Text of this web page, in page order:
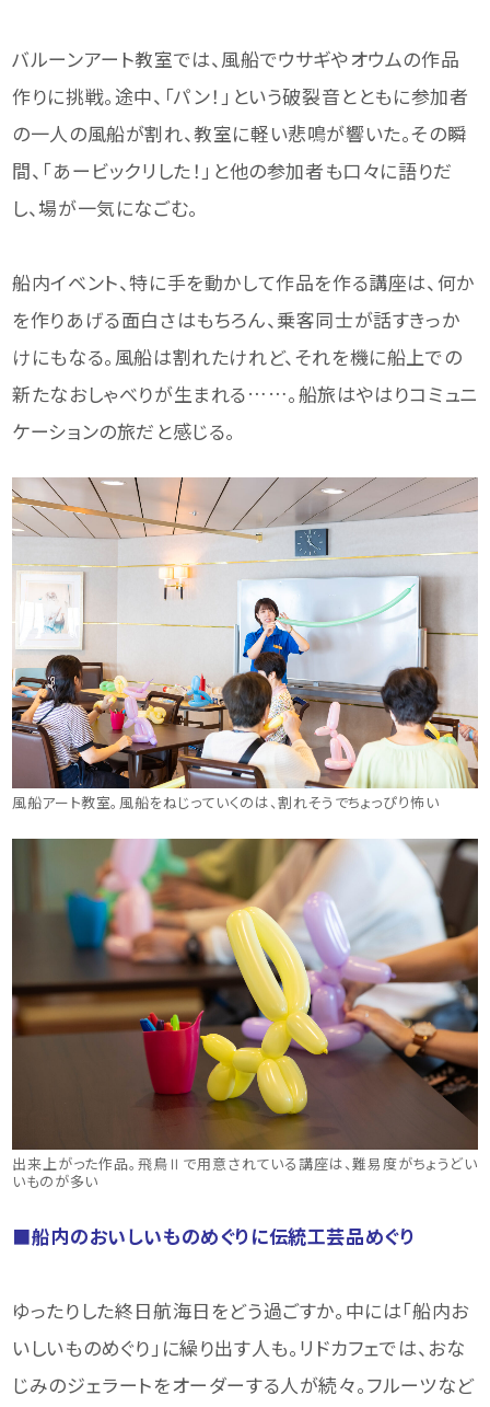
バルーンアート教室では、風船でウサギやオウムの作品
作りに挑戦。途中、「パン！」という破裂音とともに参加者
の一人の風船が割れ、教室に軽い悲鳴が響いた。その瞬
間、「あービックリした！」と他の参加者も口々に語りだ
し、場が一気になごむ。
船内イベント、特に手を動かして作品を作る講座は、何か
を作りあげる面白さはもちろん、乗客同士が話すきっか
けにもなる。風船は割れたけれど、それを機に船上での
新たなおしゃべりが生まれる……。船旅はやはりコミュニ
ケーションの旅だと感じる。
風船アート教室。風船をねじっていくのは、割れそうでちょっぴり怖い
出来上がった作品。飛鳥Ⅱで用意されている講座は、難易度がちょうどい
いものが多い
■船内のおいしいものめぐりに伝統工芸品めぐり
ゆったりした終日航海日をどう過ごすか。中には「船内お
いしいものめぐり」に繰り出す人も。リドカフェでは、おな
じみのジェラートをオーダーする人が続々。フルーツなど